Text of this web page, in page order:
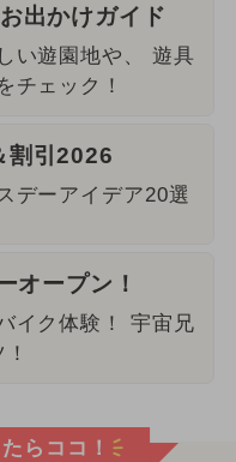
出かけガイド
い遊園地や、 遊具
チェック！
割引2026
デーアイデア20選
オープン！
イク体験！ 宇宙兄
らココ！